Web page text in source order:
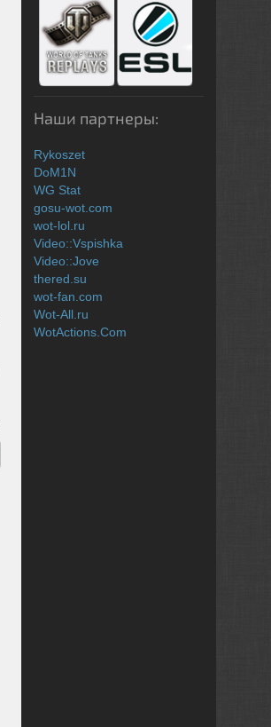
Наши партнеры:
Rykoszet
DoM1N
WG Stat
gosu-wot.com
wot-lol.ru
Video::Vspishka
Video::Jove
thered.su
wot-fan.com
Wot-All.ru
WotActions.Com